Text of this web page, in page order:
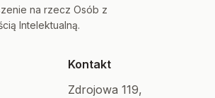
na rzecz Osób z
Intelektualną.
Kontakt
Zdrojowa 119,